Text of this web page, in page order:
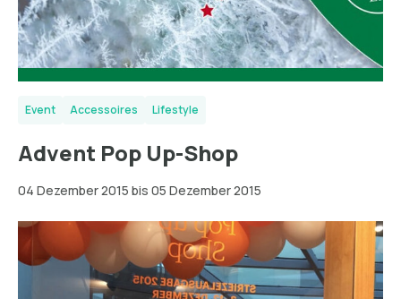
Event Accessoires Lifestyle
Advent Pop Up-Shop
04 Dezember 2015 bis 05 Dezember 2015
Dresden